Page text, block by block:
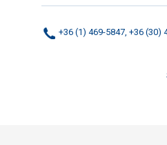
+36 (1) 469-5847, +36 (30)